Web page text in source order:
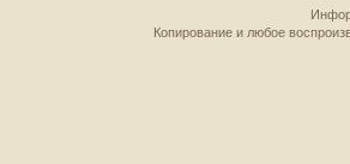
Копирование и любое